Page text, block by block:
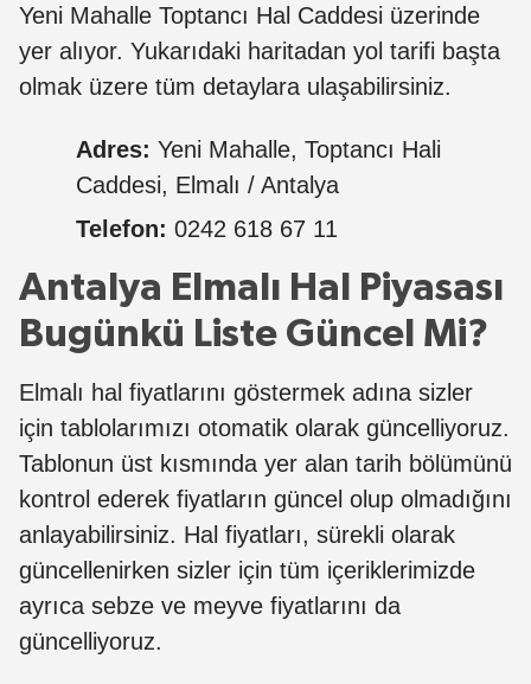
Yeni Mahalle Toptancı Hal Caddesi üzerinde
yer alıyor. Yukarıdaki haritadan yol tarifi başta
olmak üzere tüm detaylara ulaşabilirsiniz.
Adres: Yeni Mahalle, Toptancı Hali
Caddesi, Elmalı / Antalya
Telefon: 0242 618 67 11
Antalya Elmalı Hal Piyasası
Bugünkü Liste Güncel Mi?
Elmalı hal fiyatlarını göstermek adına sizler
için tablolarımızı otomatik olarak güncelliyoruz.
Tablonun üst kısmında yer alan tarih bölümünü
kontrol ederek fiyatların güncel olup olmadığını
anlayabilirsiniz. Hal fiyatları, sürekli olarak
güncellenirken sizler için tüm içeriklerimizde
ayrıca sebze ve meyve fiyatlarını da
güncelliyoruz.